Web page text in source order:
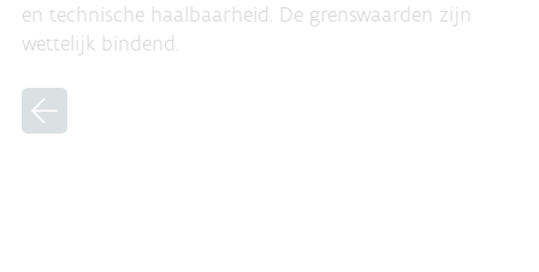
en technische haalbaarheid. De grenswaarden zijn
wettelijk bindend.